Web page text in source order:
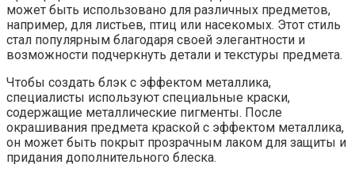
может быть использовано для различных предметов,
например, для листьев, птиц или насекомых. Этот стиль
стал популярным благодаря своей элегантности и
возможности подчеркнуть детали и текстуры предмета.
Чтобы создать блэк с эффектом металлика,
специалисты используют специальные краски,
содержащие металлические пигменты. После
окрашивания предмета краской с эффектом металлика,
он может быть покрыт прозрачным лаком для защиты и
придания дополнительного блеска.